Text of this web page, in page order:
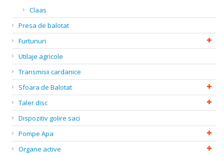
Claas
Presa de balotat
Furtunuri
Utilaje agricole
Transmisii cardanice
Sfoara de Balotat
Taler disc
Dispozitiv golire saci
Pompe Apa
Organe active